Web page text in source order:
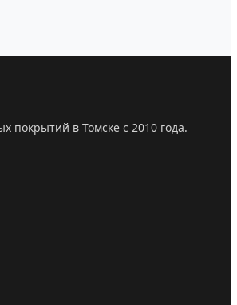
покрытий в Томске с 2010 года.